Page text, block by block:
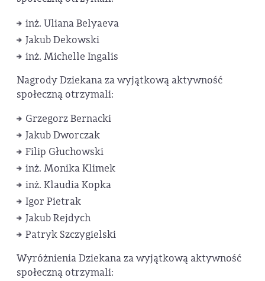
inż. Uliana Belyaeva
Jakub Dekowski
inż. Michelle Ingalis
Nagrody Dziekana za wyjątkową aktywność
społeczną otrzymali:
Grzegorz Bernacki
Jakub Dworczak
Filip Głuchowski
inż. Monika Klimek
inż. Klaudia Kopka
Igor Pietrak
Jakub Rejdych
Patryk Szczygielski
Wyróżnienia Dziekana za wyjątkową aktywność
społeczną otrzymali: